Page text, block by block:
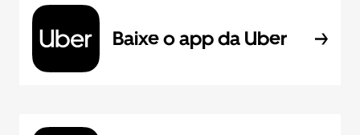
Baixe o app da Uber